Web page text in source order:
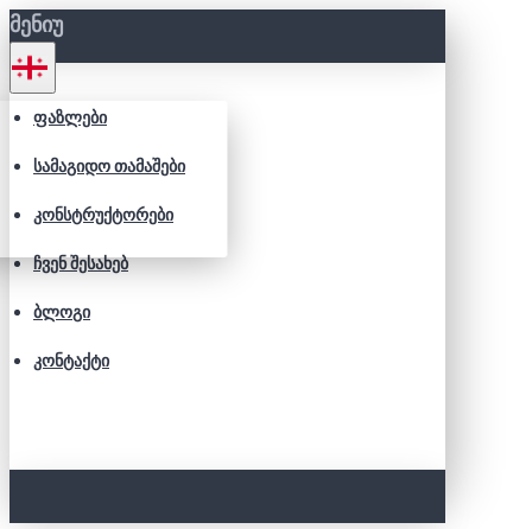
ᲛᲔᲜᲘᲣ
ᲤᲐᲖᲚᲔᲑᲘ
ᲡᲐᲛᲐᲒᲘᲓᲝ ᲗᲐᲛᲐᲨᲔᲑᲘ
ᲙᲝᲜᲡᲢᲠᲣᲥᲢᲝᲠᲔᲑᲘ
ᲩᲕᲔᲜ ᲨᲔᲡᲐᲮᲔᲑ
ᲑᲚᲝᲒᲘ
ᲙᲝᲜᲢᲐᲥᲢᲘ